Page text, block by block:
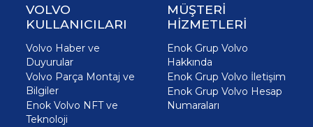
VOLVO
KULLANICILARI
Volvo Haber ve
Duyurular
Volvo Parça Montaj ve
Bilgiler
Enok Volvo NFT ve
Teknoloji
MÜŞTERİ
HİZMETLERİ
Enok Grup Volvo
Hakkında
Enok Grup Volvo İletişim
Enok Grup Volvo Hesap
Numaraları